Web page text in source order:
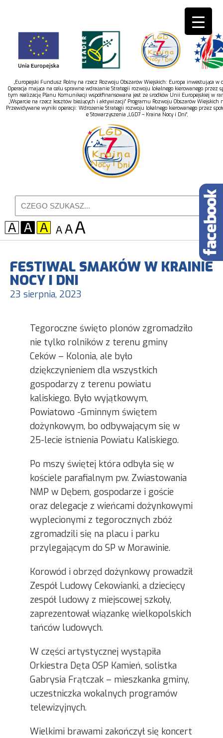
„Europejski Fundusz Rolny na rzecz Rozwoju Obszarów Wiejskich: Europa inwestująca w
Operacja mająca na celu sprawne wdrażanie Strategii rozwoju lokalnego kierowanego przez
tym realizację Planu Komunikacji współfinansowana jest ze środków Unii Europejskiej w
„Wsparcie na rzecz kosztów bieżących i aktywizacji” Programu Rozwoju Obszarów Wiejskich
Przewidywane wyniki operacji: Wdrożenie Strategii rozwoju lokalnego kierowanego przez
e Stowarzyszenia „LGD7 – Kraina Nocy i Dni”,
FESTIWAL SMAKÓW W KRAINIE
NOCY I DNI
23 sierpnia, 2023
Tegoroczne święto plonów zgromadziło
nie tylko rolników z terenu gminy
Ceków – Kolonia, ale było
dziękczynieniem dla wszystkich
gospodarzy z terenu powiatu
kaliskiego. Było wyjątkowym,
Powiatowo -Gminnym świętem
dożynkowym, bo odbywającym się w
25-lecie istnienia Powiatu Kaliskiego.
Po mszy świętej która odbyła się w
kościele parafialnym pw. Zwiastowania
NMP w Dębem, gospodarze i goście
oraz delegacje z wieńcami dożynkowymi
wyplecionymi z tegorocznych zbóż
zgromadzili się na placu i parku
przylegającym do SP w Morawinie.
Korowód i obrzęd dożynkowy prowadził
Zespół Ludowy Cekowianki, a dziecięcy
zespół ludowy z miejscowej szkoły,
zaprezentował wiązankę wielkopolskich
tańców ludowych.
W części artystycznej wystąpiła
Orkiestra Dęta OSP Kamień, solistka
Gabrysia Frątczak – mieszkanka gminy,
uczestniczka wokalnych programów
telewizyjnych.
Wielkimi brawami zakończył się koncert